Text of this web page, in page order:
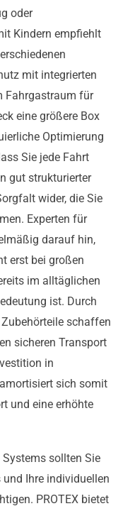
oder
Kindern empfiehlt
mit integrierten
Fahrgastraum für
eine größere Box
Optimierung
Sie jede Fahrt
gut strukturierter
wider, die Sie
Experten für
darauf hin,
erst bei großen
im alltäglichen
ist. Durch
schaffen
sicheren Transport
in
sich somit
und eine erhöhte
sollten Sie
Ihre individuellen
PROTEX bietet